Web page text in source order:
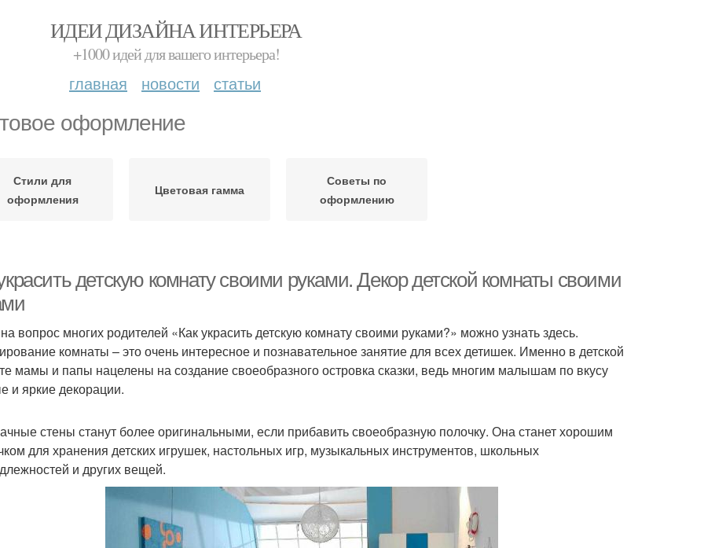
ИДЕИ ДИЗАЙНА ИНТЕРЬЕРА
+1000 идей для вашего интерьера!
главная новости статьи
оформление
Стили для
оформления
Цветовая гамма
Советы по
оформлению
детскую комнату своими руками. Декор детской комнаты своими
вопрос многих родителей «Как украсить детскую комнату своими руками?» можно узнать здесь.
комнаты – это очень интересное и познавательное занятие для всех детишек. Именно в детской
мамы и папы нацелены на создание своеобразного островка сказки, ведь многим малышам по вкусу
и яркие декорации.
стены станут более оригинальными, если прибавить своеобразную полочку. Она станет хорошим
для хранения детских игрушек, настольных игр, музыкальных инструментов, школьных
и других вещей.